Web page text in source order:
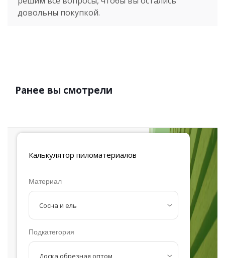
довольны покупкой.
Ранее вы смотрели
Калькулятор пиломатериалов
Материал
Подкатегория